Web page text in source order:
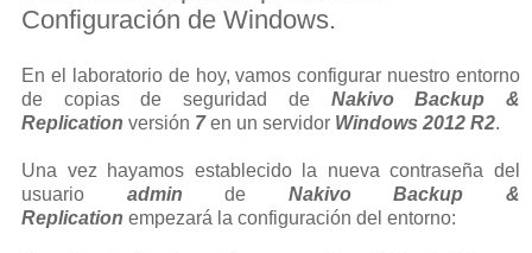
Configuración de Windows.
En el laboratorio de hoy, vamos configurar nuestro entorno
de copias de seguridad de Nakivo Backup &
Replication versión 7en un servidor Windows 2012 R2.
Una vez hayamos establecido la nueva contraseña del
usuario adminde Nakivo Backup &
Replication empezará la configuración del entorno: